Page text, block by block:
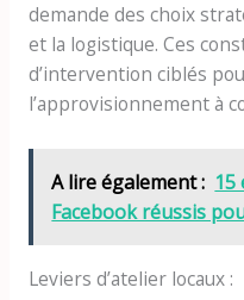
demande des choix
et la logistique. Ces
d’intervention ciblés
l’approvisionnement à
A lire également : 15
Facebook réussis
Leviers d’atelier locaux :